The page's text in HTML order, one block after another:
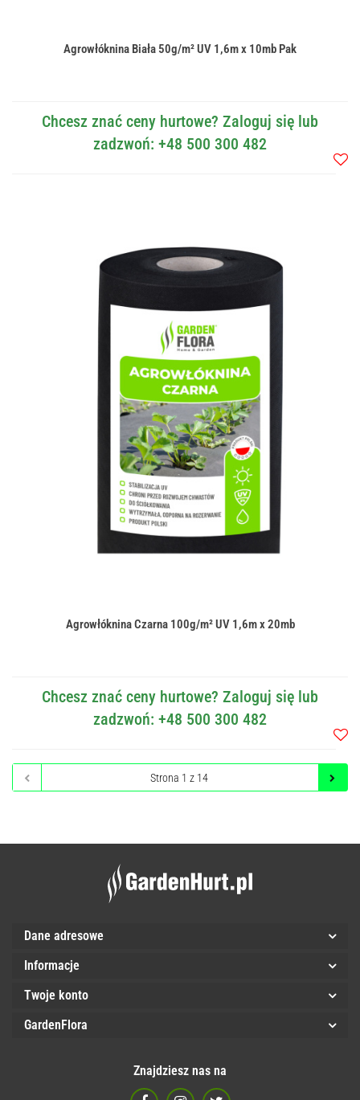
Agrowłóknina Biała 50g/m² UV 1,6m x 10mb Pak
Chcesz znać ceny hurtowe? Zaloguj się lub
zadzwoń: +48 500 300 482
Agrowłóknina Czarna 100g/m² UV 1,6m x 20mb
Chcesz znać ceny hurtowe? Zaloguj się lub
zadzwoń: +48 500 300 482
Dane adresowe
Informacje
Twoje konto
GardenFlora
Znajdziesz nas na